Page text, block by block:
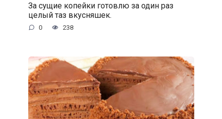
За сущие копейки готовлю за один раз
целый таз вкусняшек.
0 238